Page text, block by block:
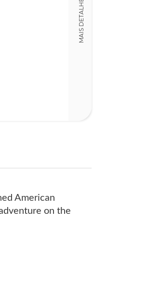
MAIS DETALHES
American
on the